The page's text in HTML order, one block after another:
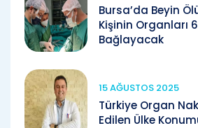
Bursa’da Beyin
Kişinin Organları
Bağlayacak
15 AĞUSTOS 2025
Türkiye Organ
Edilen Ülke